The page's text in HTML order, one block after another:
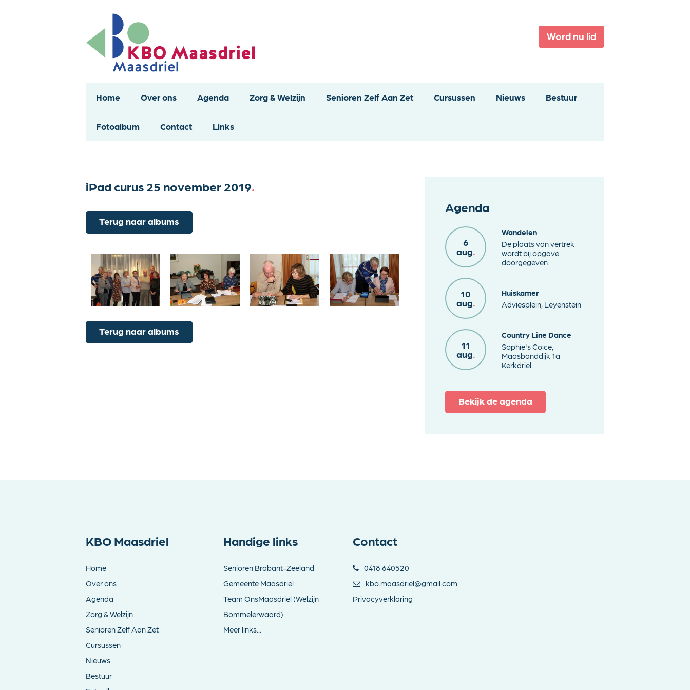
Word nu lid
Home Over ons Agenda Zorg & Welzijn Senioren Zelf Aan Zet Cursussen Nieuws Bestuur
Fotoalbum Contact Links
iPad curus 25 november 2019.
Terug naar albums
Terug naar albums
Agenda
6
aug.
Wandelen
De plaats van vertrek
wordt bij opgave
doorgegeven.
10
aug.
Huiskamer
Adviesplein, Leyenstein
11
aug.
Country Line Dance
Sophie's Coice,
Maasbanddijk 1a
Kerkdriel
Bekijk de agenda
KBO Maasdriel
Home
Over ons
Agenda
Zorg & Welzijn
Senioren Zelf Aan Zet
Cursussen
Nieuws
Bestuur
Handige links
Senioren Brabant-Zeeland
Gemeente Maasdriel
Team OnsMaasdriel (Welzijn
Bommelerwaard)
Meer links...
Contact
0418 640520
kbo.maasdriel@gmail.com
Privacyverklaring